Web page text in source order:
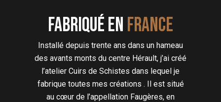
Fabriqué en FRANCE
Installé depuis trente ans dans un hameau
des avants monts du centre Hérault, j’ai créé
l’atelier Cuirs de Schistes dans lequel je
fabrique toutes mes créations . Il est situé
au cœur de l’appellation Faugères, en